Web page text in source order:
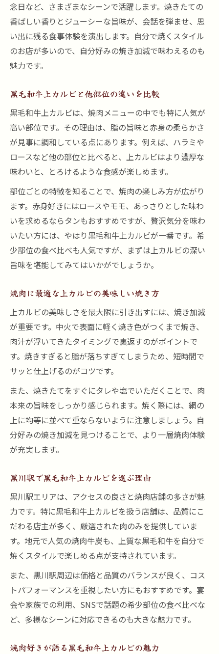
念日など、さまざまなシーンで活躍します。焼きたての
香ばしい香りとジューシーな旨味が、会話を弾ませ、思
い出に残る食事体験を演出します。自分で焼くスタイル
のお店が多いので、自分好みの焼き加減で味わえるのも
魅力です。
黒毛和牛上カルビと他部位の違いを比較
黒毛和牛上カルビは、焼肉メニューの中でも特に人気が
高い部位です。その理由は、脂の旨味と赤身の柔らかさ
が見事に調和している点にあります。例えば、ハラミや
ロースなど他の部位と比べると、上カルビはより濃厚な
味わいと、とろけるような食感が楽しめます。
部位ごとの特徴を知ることで、焼肉の楽しみ方が広がり
ます。赤身好きにはロースやモモ、あっさりとした味わ
いを求めるならタンもおすすめですが、贅沢気分を味わ
いたい方には、やはり黒毛和牛上カルビが一番です。希
少部位の食べ比べも人気ですが、まずは上カルビの深い
旨味を堪能してみてはいかがでしょうか。
焼肉に最適な上カルビの美味しい焼き方
上カルビの美味しさを最大限に引き出すには、焼き加減
が重要です。中火で表面に軽く焼き色がつくまで焼き、
肉汁が浮いてきたタイミングで裏返すのがポイントで
す。焼きすぎると脂が落ちすぎてしまうため、短時間で
サッと仕上げるのがコツです。
また、焼きたてをすぐにタレや塩でいただくことで、肉
本来の旨味をしっかり感じられます。焼く際には、網の
上に均等に並べて重ならないように注意しましょう。自
分好みの焼き加減を見つけることで、より一層焼肉体験
が充実します。
黒川駅で黒毛和牛上カルビを選ぶ理由
黒川駅エリアは、アクセスの良さと焼肉店舗の多さが魅
力です。特に黒毛和牛上カルビを扱う店舗は、品質にこ
だわる店主が多く、厳選された肉のみを提供していま
す。地元で人気の焼肉牛炭も、上質な黒毛和牛を自分で
焼くスタイルで楽しめる点が支持されています。
また、黒川駅周辺は価格と品質のバランスが良く、コス
トパフォーマンスを重視したい方にもおすすめです。宴
会や家族での利用、SNSで話題の希少部位の食べ比べな
ど、多様なシーンに対応できるのも大きな魅力です。
焼肉好きが語る黒毛和牛上カルビの魅力